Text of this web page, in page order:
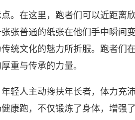
。在这里，跑者们可以近距离
张普通的纸张在他们手中瞬间
统文化的魅力所折服。跑者们
重与传承的力量。
轻人主动搀扶年长者，体力充
康跑，不仅锻炼了身体，增强